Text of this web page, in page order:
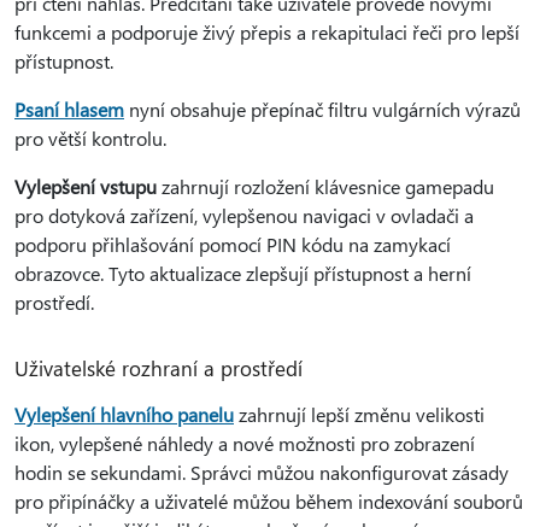
funkcemi a podporuje živý přepis a rekapitulaci řeči pro lepší
přístupnost.
Psaní hlasem nyní obsahuje přepínač filtru vulgárních výrazů
pro větší kontrolu.
Vylepšení vstupuzahrnují rozložení klávesnice gamepadu
pro dotyková zařízení, vylepšenou navigaci v ovladači a
podporu přihlašování pomocí PIN kódu na zamykací
obrazovce. Tyto aktualizace zlepšují přístupnost a herní
prostředí.
Uživatelské rozhraní a prostředí
Vylepšení hlavního paneluzahrnují lepší změnu velikosti
ikon, vylepšené náhledy a nové možnosti pro zobrazení
hodin se sekundami. Správci můžou nakonfigurovat zásady
pro připínáčky a uživatelé můžou během indexování souborů